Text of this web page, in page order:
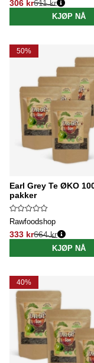
306 kr
Vanlig pris:
611 kr
KJØP NÅ
50%
Earl Grey Te ØKO
pakker
Rawfoodshop
333 kr
Vanlig pris:
664 kr
KJØP NÅ
40%